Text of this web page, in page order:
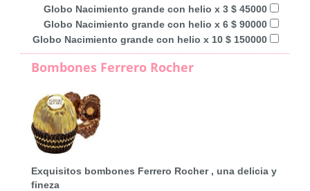
Globo Nacimiento grande con helio x 3 $ 45000
Globo Nacimiento grande con helio x 6 $ 90000
Globo Nacimiento grande con helio x 10 $ 150000
Bombones Ferrero Rocher
Exquisitos bombones Ferrero Rocher , una delicia y
fineza